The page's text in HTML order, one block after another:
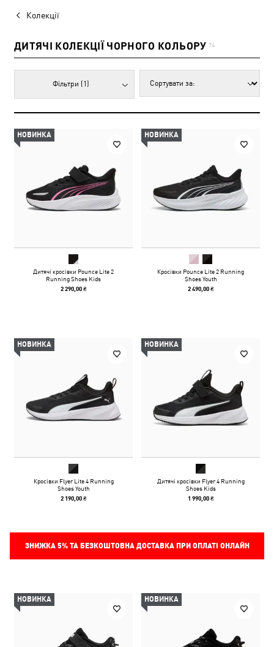
Колекції
ДИТЯЧІ КОЛЕКЦІЇ ЧОРНОГО КОЛЬОРУ 74
Фільтри (1)
НОВИНКА
Дитячі кросівки Pounce Lite 2
Running Shoes Kids
2 290,00 ₴
НОВИНКА
Кросівки Pounce Lite 2 Running
Shoes Youth
2 490,00 ₴
НОВИНКА
Кросівки Flyer Lite 4 Running
Shoes Youth
2 190,00 ₴
НОВИНКА
Дитячі кросівки Flyer 4 Running
Shoes Kids
1 990,00 ₴
ЗНИЖКА 5%ТА БЕЗКОШТОВНА ДОСТАВКА ПРИ ОПЛАТІ ОНЛАЙН
НОВИНКА НОВИНКА